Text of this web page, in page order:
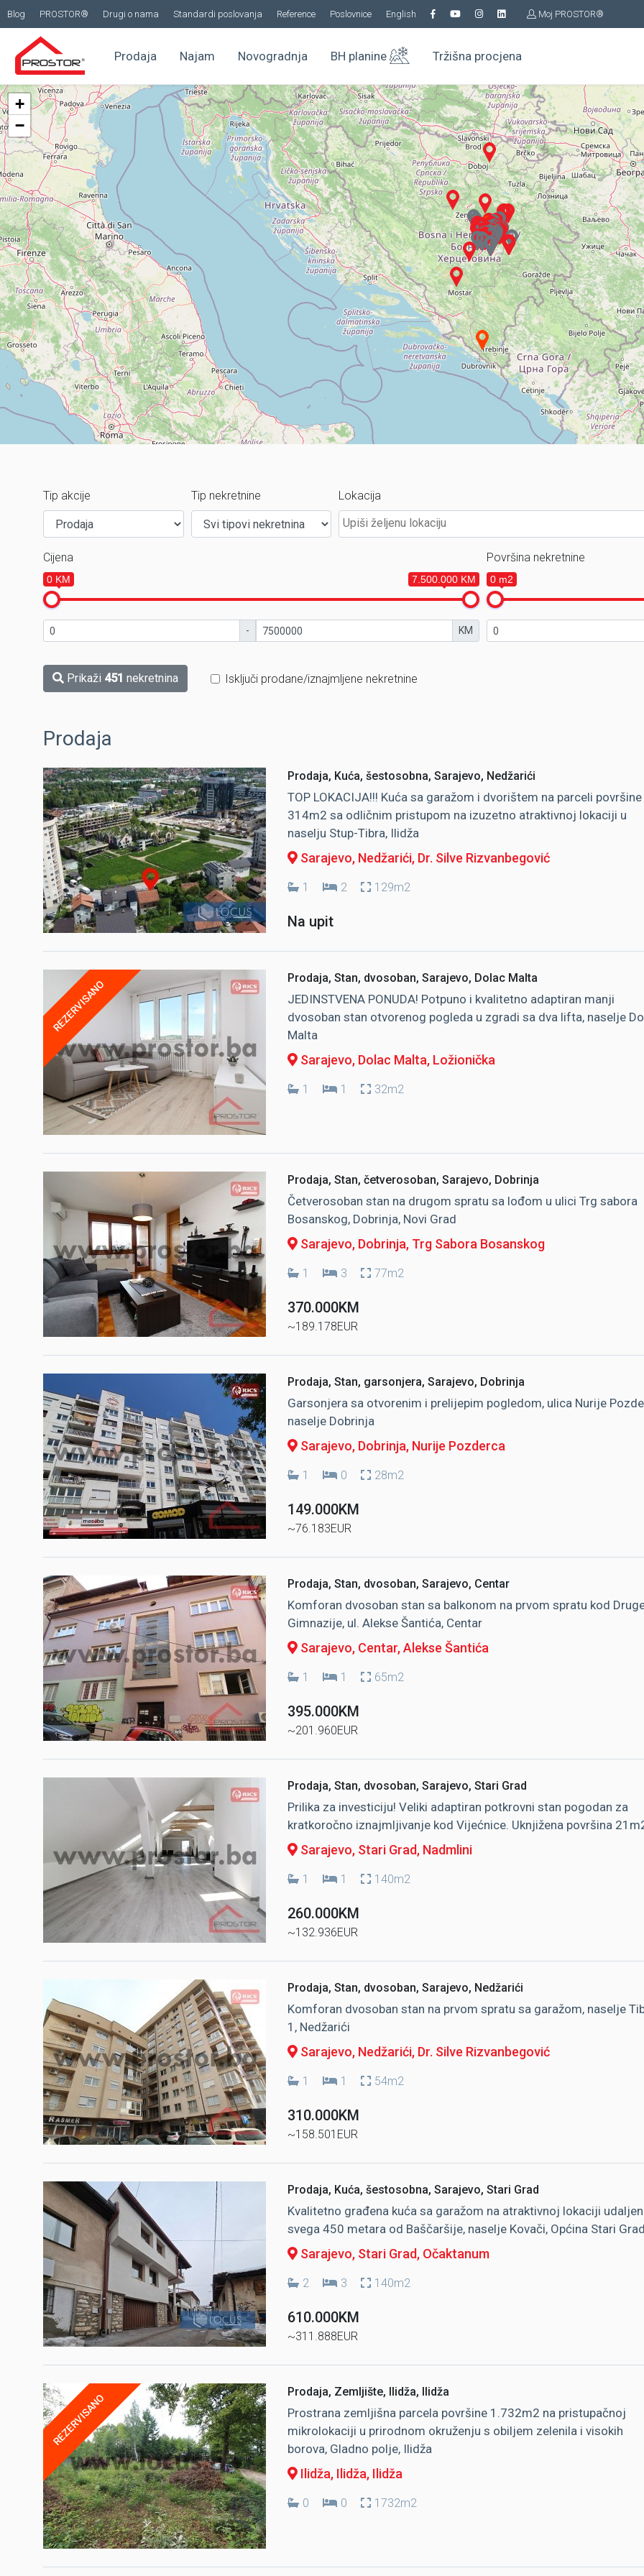
Blog PROSTOR® Drugi o nama Standardi poslovanja Reference Poslovnice English Moj PROSTOR®
Prodaja Najam Novogradnja BH planine Tržišna procjena
+
−
Tip akcije Tip nekretnine Lokacija
Cijena
0 KM 7.500.000 KM
- KM
Površina nekretnine
0 m2
Prikaži 451 nekretnina Isključi prodane/iznajmljene nekretnine
Prodaja
Prodaja, Kuća, šestosobna, Sarajevo, Nedžarići
TOP LOKACIJA!!! Kuća sa garažom i dvorištem na parceli površine
314m2 sa odličnim pristupom na izuzetno atraktivnoj lokaciji u
naselju Stup-Tibra, Ilidža
Sarajevo, Nedžarići, Dr. Silve Rizvanbegović
1 2 129m2
Na upit
REZERVISANO Prodaja, Stan, dvosoban, Sarajevo, Dolac Malta
JEDINSTVENA PONUDA! Potpuno i kvalitetno adaptiran manji
dvosoban stan otvorenog pogleda u zgradi sa dva lifta, naselje
Malta
Sarajevo, Dolac Malta, Ložionička
1 1 32m2
Prodaja, Stan, četverosoban, Sarajevo, Dobrinja
Četverosoban stan na drugom spratu sa lođom u ulici Trg sabora
Bosanskog, Dobrinja, Novi Grad
Sarajevo, Dobrinja, Trg Sabora Bosanskog
1 3 77m2
370.000KM
~189.178EUR
Prodaja, Stan, garsonjera, Sarajevo, Dobrinja
Garsonjera sa otvorenim i prelijepim pogledom, ulica Nurije
naselje Dobrinja
Sarajevo, Dobrinja, Nurije Pozderca
1 0 28m2
149.000KM
~76.183EUR
Prodaja, Stan, dvosoban, Sarajevo, Centar
Komforan dvosoban stan sa balkonom na prvom spratu kod
Gimnazije, ul. Alekse Šantića, Centar
Sarajevo, Centar, Alekse Šantića
1 1 65m2
395.000KM
~201.960EUR
Prodaja, Stan, dvosoban, Sarajevo, Stari Grad
Prilika za investiciju! Veliki adaptiran potkrovni stan pogodan za
kratkoročno iznajmljivanje kod Vijećnice. Uknjižena površina
Sarajevo, Stari Grad, Nadmlini
1 1 140m2
260.000KM
~132.936EUR
Prodaja, Stan, dvosoban, Sarajevo, Nedžarići
Komforan dvosoban stan na prvom spratu sa garažom, naselje
1, Nedžarići
Sarajevo, Nedžarići, Dr. Silve Rizvanbegović
1 1 54m2
310.000KM
~158.501EUR
Prodaja, Kuća, šestosobna, Sarajevo, Stari Grad
Kvalitetno građena kuća sa garažom na atraktivnoj lokaciji
svega 450 metara od Baščaršije, naselje Kovači, Općina Stari
Sarajevo, Stari Grad, Očaktanum
2 3 140m2
610.000KM
~311.888EUR
REZERVISANO Prodaja, Zemljište, Ilidža, Ilidža
Prostrana zemljišna parcela površine 1.732m2 na pristupačnoj
mikrolokaciji u prirodnom okruženju s obiljem zelenila i visokih
borova, Gladno polje, Ilidža
Ilidža, Ilidža, Ilidža
0 0 1732m2